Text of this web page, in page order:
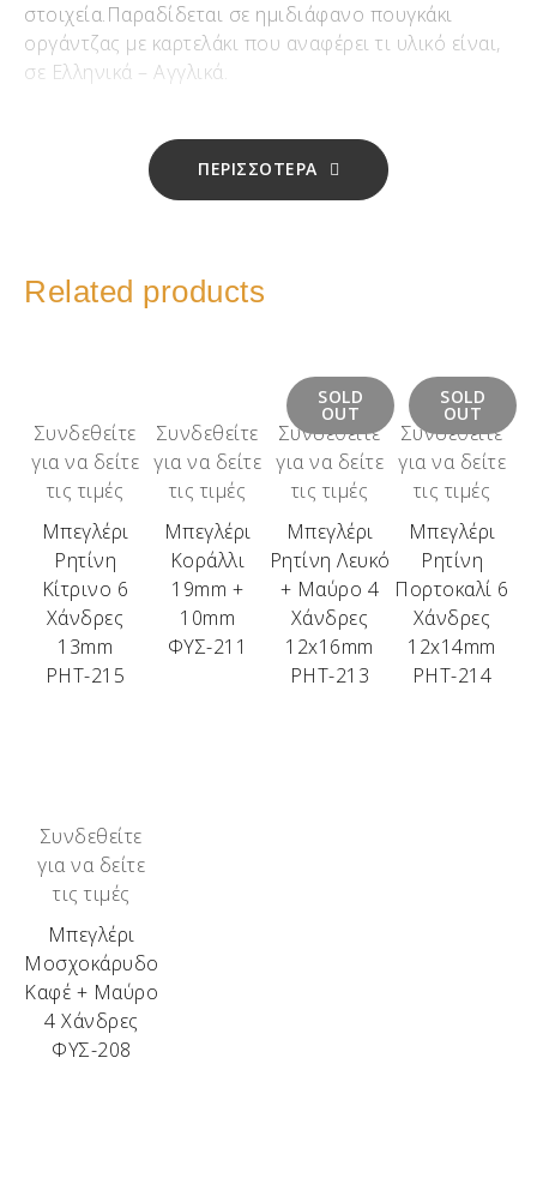
στοιχεία.Παραδίδεται σε ημιδιάφανο πουγκάκι
οργάντζας με καρτελάκι που αναφέρει τι υλικό είναι,
σε Ελληνικά – Αγγλικά.
ΠΕΡΙΣΣΟΤΕΡΑ
Related products
Συνδεθείτε
για να δείτε
τις τιμές
Μπεγλέρι
Ρητίνη
Κίτρινο 6
Χάνδρες
13mm
ΡΗΤ-215
Συνδεθείτε
για να δείτε
τις τιμές
Μπεγλέρι
Κοράλλι
19mm +
10mm
ΦΥΣ-211
SOLD
OUT
Συνδεθείτε
για να δείτε
τις τιμές
Μπεγλέρι
Ρητίνη Λευκό
+ Μαύρο 4
Χάνδρες
12x16mm
ΡΗΤ-213
SOLD
OUT
Συνδεθείτε
για να δείτε
τις τιμές
Μπεγλέρι
Ρητίνη
Πορτοκαλί 6
Χάνδρες
12x14mm
ΡΗΤ-214
Συνδεθείτε
για να δείτε
τις τιμές
Μπεγλέρι
Μοσχοκάρυδο
Καφέ + Μαύρο
4 Χάνδρες
ΦΥΣ-208